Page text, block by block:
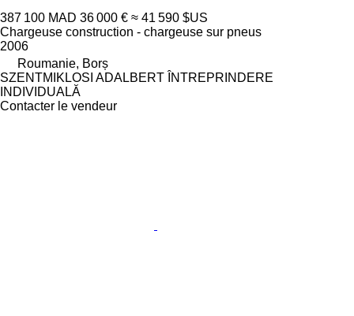
387 100 MAD 36 000 € ≈ 41 590 $US
Chargeuse construction - chargeuse sur pneus
2006
Roumanie, Borș
SZENTMIKLOSI ADALBERT ÎNTREPRINDERE
INDIVIDUALĂ
Contacter le vendeur